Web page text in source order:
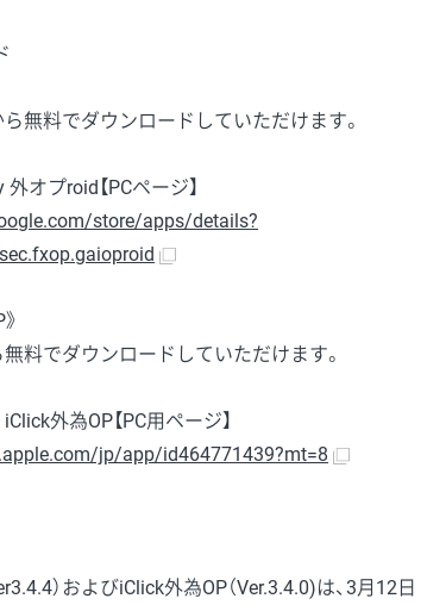
無料でダウンロードしていただけます。
オプroid【PCページ】
store/apps/details?
料でダウンロードしていただけます。
外為OP【PC用ページ】
jp/app/id464771439?mt=8
）およびiClick外為OP（Ver.3.4.0)は、3月12日